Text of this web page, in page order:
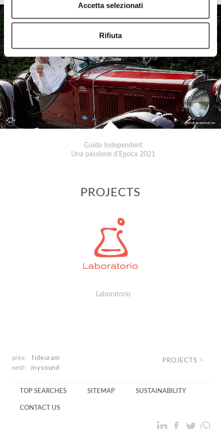
Accetta selezionati
Rifiuta
Guido Independent
Una passione d'Epoca 2021
PROJECTS
Laboratorio
prev:
fideuram
next:
mysound
PROJECTS
TOP SEARCHES SITEMAP SUSTAINABILITY
CONTACT US